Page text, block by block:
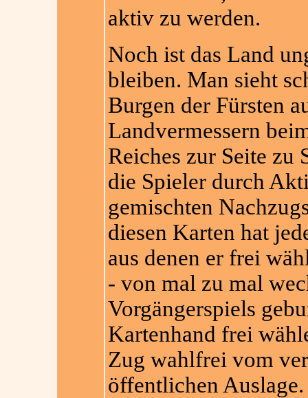
aktiv zu werden.
Noch ist das Land
bleiben. Man sieht
Burgen der Fürsten
Landvermessern
Reiches zur Seite zu
die Spieler durch
gemischten
diesen Karten hat
aus denen er frei
- von mal zu mal
Vorgängerspiels
Kartenhand frei
Zug wahlfrei vom
öffentlichen Auslage.